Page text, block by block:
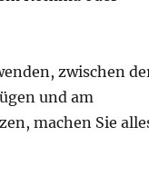
zwischen
und am
machen Sie